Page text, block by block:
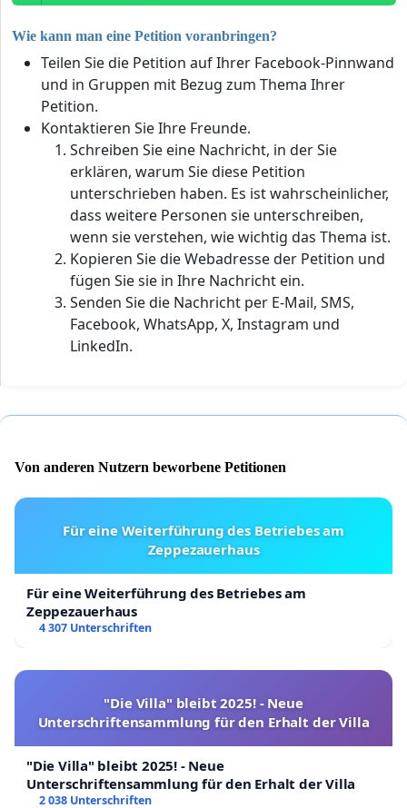
Wie kann man eine Petition voranbringen?
Teilen Sie die Petition auf Ihrer Facebook-Pinnwand
und in Gruppen mit Bezug zum Thema Ihrer
Petition.
Kontaktieren Sie Ihre Freunde.
Schreiben Sie eine Nachricht, in der Sie
erklären, warum Sie diese Petition
unterschrieben haben. Es ist wahrscheinlicher,
dass weitere Personen sie unterschreiben,
wenn sie verstehen, wie wichtig das Thema ist.
Kopieren Sie die Webadresse der Petition und
fügen Sie sie in Ihre Nachricht ein.
Senden Sie die Nachricht per E-Mail, SMS,
Facebook, WhatsApp, X, Instagram und
LinkedIn.
Von anderen Nutzern beworbene Petitionen
Für eine Weiterführung des Betriebes am
Zeppezauerhaus
Für eine Weiterführung des Betriebes am
Zeppezauerhaus
4 307 Unterschriften
"Die Villa" bleibt 2025! - Neue
Unterschriftensammlung für den Erhalt der Villa
"Die Villa" bleibt 2025! - Neue
Unterschriftensammlung für den Erhalt der Villa
2 038 Unterschriften